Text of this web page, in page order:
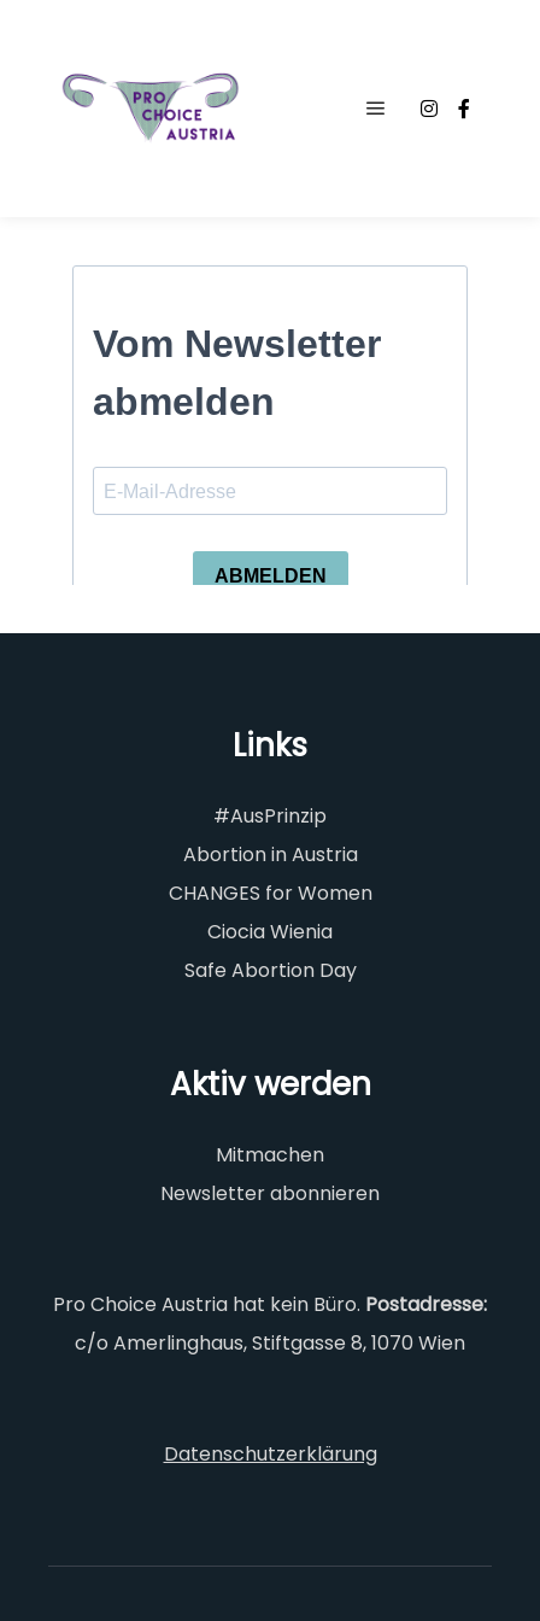
Links
#AusPrinzip
Abortion in Austria
CHANGES for Women
Ciocia Wienia
Safe Abortion Day
Aktiv werden
Mitmachen
Newsletter abonnieren
Pro Choice Austria hat kein Büro. Postadresse:
c/o Amerlinghaus, Stiftgasse 8, 1070 Wien
Datenschutzerklärung